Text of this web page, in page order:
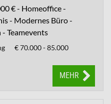
€ - Homeoffice -
- Modernes Büro -
Teamevents
€70.000 - 85.000
MEHR